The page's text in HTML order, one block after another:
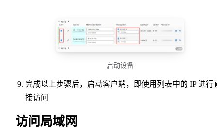
启动设备
完成以上步骤后，启动客户端，即使用列表中的 IP 进行
接访问
访问局域网